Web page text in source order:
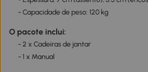
- Capacidade de peso: 120 kg
O pacote inclui:
- 2 x Cadeiras de jantar
- 1 x Manual